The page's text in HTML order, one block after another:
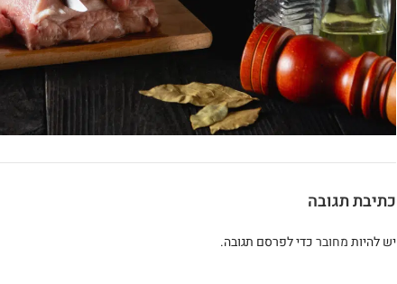
כתיבת תגובה
יש להיותמחוברכדי לפרסם תגובה.